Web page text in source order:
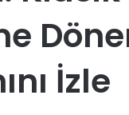
İzle